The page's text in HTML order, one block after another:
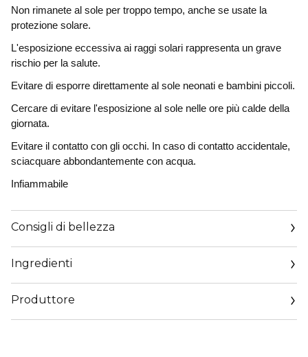
Non rimanete al sole per troppo tempo, anche se usate la
protezione solare.
L'esposizione eccessiva ai raggi solari rappresenta un grave
rischio per la salute.
Evitare di esporre direttamente al sole neonati e bambini piccoli.
Cercare di evitare l'esposizione al sole nelle ore più calde della
giornata.
Evitare il contatto con gli occhi. In caso di contatto accidentale,
sciacquare abbondantemente con acqua.
Infiammabile
Consigli di bellezza
PROTEZIONE SOLARE ANTI-ETÀ
Ingredienti
Produttore